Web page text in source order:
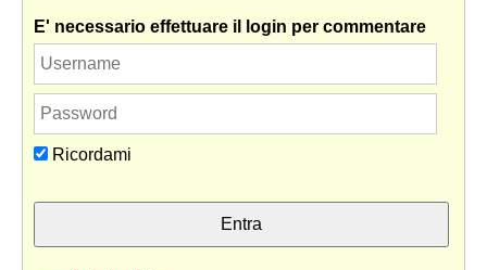
E' necessario effettuare il login per commentare
Ricordami